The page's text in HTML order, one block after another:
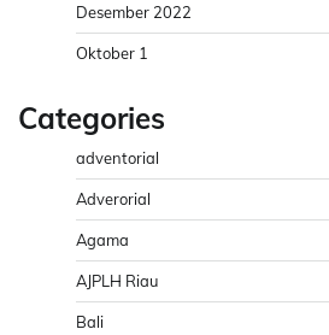
Desember 2022
Oktober 1
Categories
adventorial
Adverorial
Agama
AJPLH Riau
Bali